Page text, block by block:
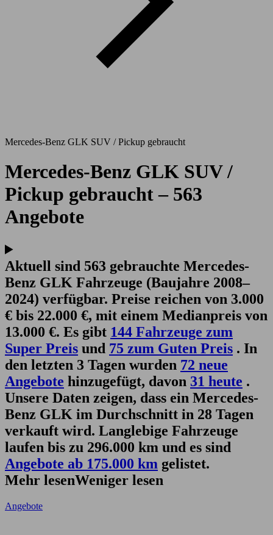
Mercedes-Benz GLK SUV / Pickup gebraucht
Mercedes-Benz GLK SUV /
Pickup gebraucht – 563
Angebote
Aktuell sind 563 gebrauchte Mercedes-
Benz GLK Fahrzeuge (Baujahre 2008–
2024) verfügbar. Preise reichen von 3.000
€ bis 22.000 €, mit einem Medianpreis von
13.000 €. Es gibt 144 Fahrzeuge zum
Super Preis und 75 zum Guten Preis . In
den letzten 3 Tagen wurden 72 neue
Angebote hinzugefügt, davon 31 heute .
Unsere Daten zeigen, dass ein Mercedes-
Benz GLK im Durchschnitt in 28 Tagen
verkauft wird. Langlebige Fahrzeuge
laufen bis zu 296.000 km und es sind
Angebote ab 175.000 km gelistet.
Mehr lesenWeniger lesen
Angebote